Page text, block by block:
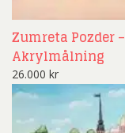
Zumreta Pozder
Akrylmålning
26.000 kr